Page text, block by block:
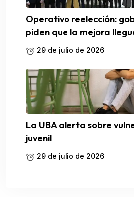
Operativo reelección:
piden que la mejora
29 de julio de 2026
La UBA alerta sobre
juvenil
29 de julio de 2026